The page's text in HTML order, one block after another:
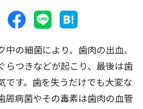
の細菌により、歯肉の出血、
らつきなどが起こり、最後は歯
です。歯を失うだけでも大変な
周病菌やその毒素は歯肉の血管